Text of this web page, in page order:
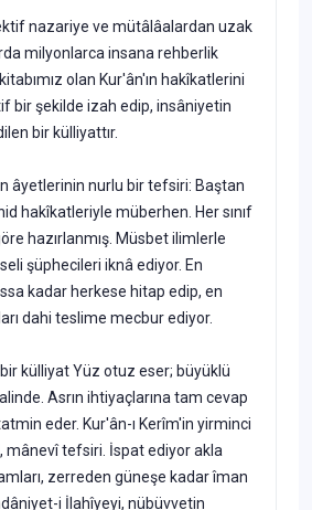
nazariye ve mütâlâalardan uzak
milyonlarca insana rehberlik
olan Kur'ân'ın hakîkatlerini
bir şekilde izah edip, insâniyetin
bir külliyattır.
âyetlerinin nurlu bir tefsiri: Baştan
hakîkatleriyle müberhen. Her sınıf
hazırlanmış. Müsbet ilimlerle
şüphecileri iknâ ediyor. En
kadar herkese hitap edip, en
dahi teslime mecbur ediyor.
külliyat Yüz otuz eser; büyüklü
Asrın ihtiyaçlarına tam cevap
eder. Kur'ân-ı Kerîm'in yirminci
mânevî tefsiri. İspat ediyor akla
zerreden güneşe kadar îman
i İlahîyeyi, nübüvvetin